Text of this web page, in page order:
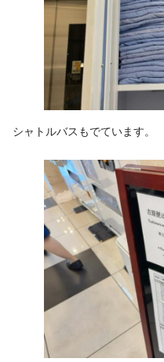
シャトルバスもでています。